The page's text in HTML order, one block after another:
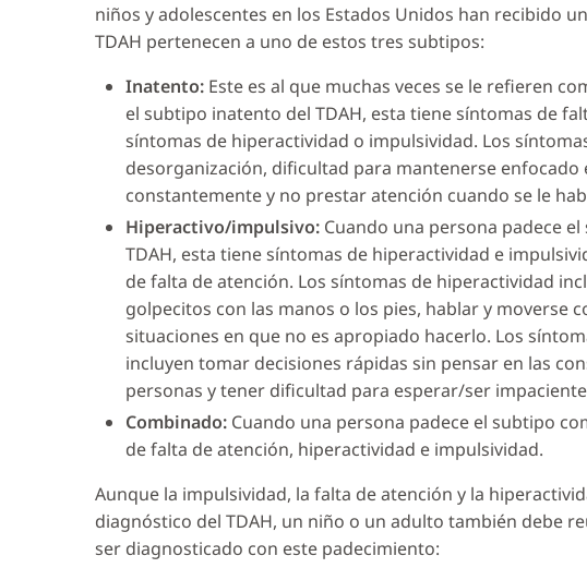
niños y adolescentes en los Estados Unidos han recibido
TDAH pertenecen a uno de estos tres subtipos:
Inatento: Este es al que muchas veces se le refieren
el subtipo inatento del TDAH, esta tiene síntomas de
síntomas de hiperactividad o impulsividad. Los
desorganización, dificultad para mantenerse
constantemente y no prestar atención cuando se le
Hiperactivo/impulsivo: Cuando una persona padece
TDAH, esta tiene síntomas de hiperactividad e
de falta de atención. Los síntomas de hiperactividad
golpecitos con las manos o los pies, hablar y moverse
situaciones en que no es apropiado hacerlo. Los
incluyen tomar decisiones rápidas sin pensar en las
personas y tener dificultad para esperar/ser
Combinado: Cuando una persona padece el subtipo
de falta de atención, hiperactividad e impulsividad.
Aunque la impulsividad, la falta de atención y la
diagnóstico del TDAH, un niño o un adulto también debe
ser diagnosticado con este padecimiento: